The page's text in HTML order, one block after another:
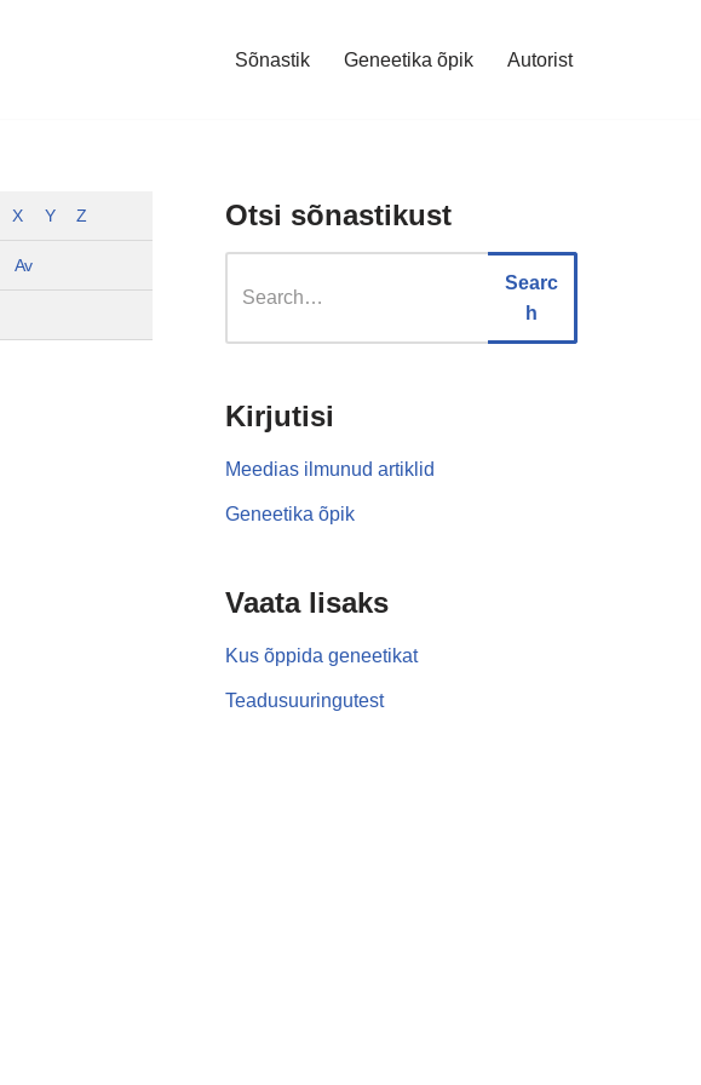
Sõnastik Geneetika õpik Autorist
X Y Z
Av
Otsi sõnastikust
Searc
h
Kirjutisi
Meedias ilmunud artiklid
Geneetika õpik
Vaata lisaks
Kus õppida geneetikat
Teadusuuringutest